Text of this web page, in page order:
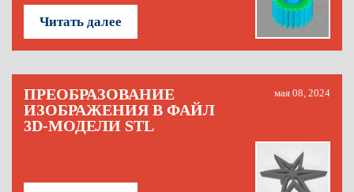
Читать далее
ПРЕОБРАЗОВАНИЕ
ИЗОБРАЖЕНИЯ В ФАЙЛ
3D-МОДЕЛИ STL
мая 08, 2024